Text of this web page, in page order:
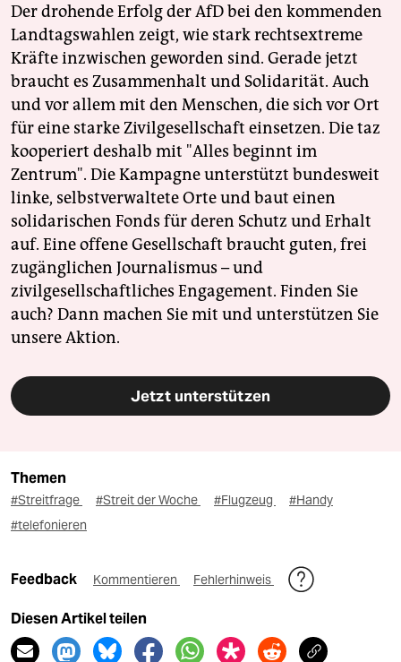
Der drohende Erfolg der AfD bei den kommenden
Landtagswahlen zeigt, wie stark rechtsextreme
Kräfte inzwischen geworden sind. Gerade jetzt
braucht es Zusammenhalt und Solidarität. Auch
und vor allem mit den Menschen, die sich vor Ort
für eine starke Zivilgesellschaft einsetzen. Die taz
kooperiert deshalb mit "Alles beginnt im
Zentrum". Die Kampagne unterstützt bundesweit
linke, selbstverwaltete Orte und baut einen
solidarischen Fonds für deren Schutz und Erhalt
auf. Eine offene Gesellschaft braucht guten, frei
zugänglichen Journalismus – und
zivilgesellschaftliches Engagement. Finden Sie
auch? Dann machen Sie mit und unterstützen Sie
unsere Aktion.
Jetzt unterstützen
Themen
#Streitfrage #Streit der Woche #Flugzeug
#Handy
#telefonieren
Feedback Kommentieren Fehlerhinweis
Diesen Artikel teilen